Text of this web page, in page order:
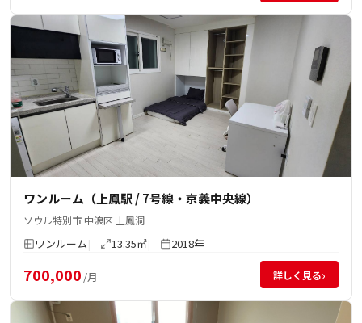
ワンルーム（上鳳駅 / 7号線・京義中央線）
ソウル特別市 中浪区 上鳳洞
ワンルーム 13.35㎡ 2018年
700,000 /月 詳しく見る›